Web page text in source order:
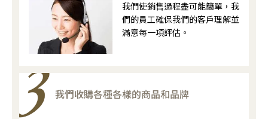
我們使銷售過程盡可能簡單，我
們的員工確保我們的客戶理解並
滿意每一項評估。
我們收購各種各樣的商品和品牌